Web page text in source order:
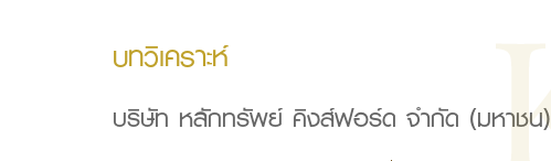
บทวิเคราะห์
บริษัท หลักทรัพย์ คิงส์ฟอร์ด จำกัด (มหาชน)